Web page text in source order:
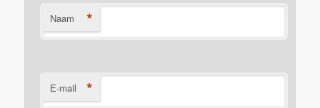
Naam *
E-mail *